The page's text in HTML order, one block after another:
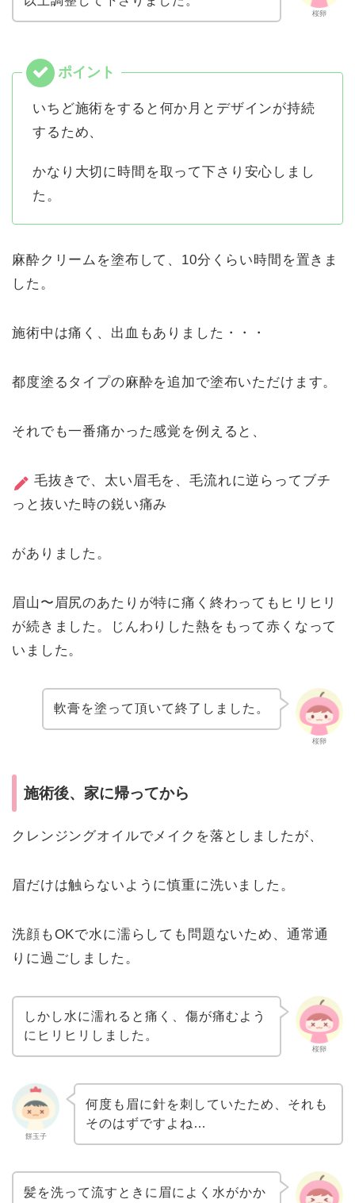
桜卵
いちど施術をすると何か月とデザインが持続
するため、
かなり大切に時間を取って下さり安心しまし
た。
麻酔クリームを塗布して、10分くらい時間を置きま
した。
施術中は痛く、出血もありました・・・
都度塗るタイプの麻酔を追加で塗布いただけます。
それでも一番痛かった感覚を例えると、
毛抜きで、太い眉毛を、毛流れに逆らってブチ
っと抜いた時の鋭い痛み
がありました。
眉山〜眉尻のあたりが特に痛く終わってもヒリヒリ
が続きました。じんわりした熱をもって赤くなって
いました。
桜卵
軟膏を塗って頂いて終了しました。
施術後、家に帰ってから
クレンジングオイルでメイクを落としましたが、
眉だけは触らないように慎重に洗いました。
洗顔もOKで水に濡らしても問題ないため、通常通
りに過ごしました。
桜卵
しかし水に濡れると痛く、傷が痛むよう
にヒリヒリしました。
餅玉子
何度も眉に針を刺していたため、それも
そのはずですよね…
髪を洗って流すときに眉によく水がかか